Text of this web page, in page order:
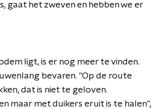
gaat het zweven en hebben we er
ligt, is er nog meer te vinden.
bevaren. "Op de route
dat is niet te geloven.
maar met duikers eruit is te halen",